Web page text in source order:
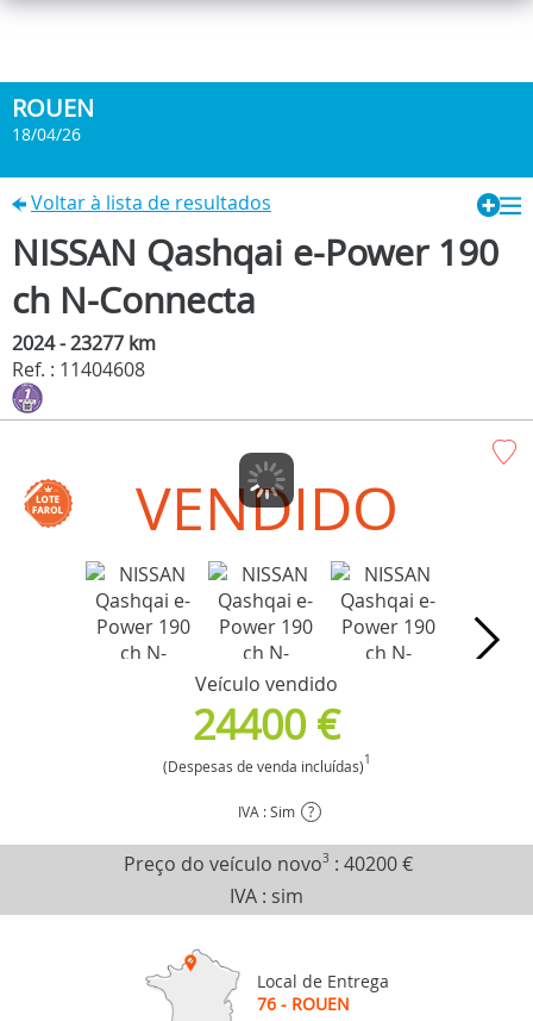
ROUEN
18/04/26
Voltar à lista de resultados
NISSAN Qashqai e-Power 190
ch N-Connecta
2024 - 23277 km
Ref. : 11404608
VENDIDO
Veículo vendido
24400 €
(Despesas de venda incluídas)1
IVA : Sim ?
Preço do veículo novo3 : 40200 €
IVA : sim
Local de Entrega
76 - ROUEN